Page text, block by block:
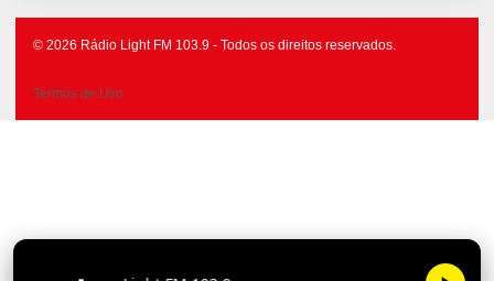
© 2026 Rádio Light FM 103.9 - Todos os direitos reservados.
Termos de Uso